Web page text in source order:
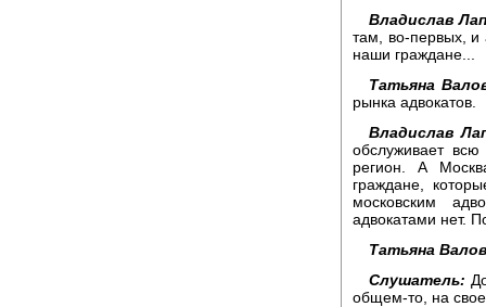
Владислав
там, во-первых, и
наши граждане...
Татьяна
рынка адвокатов.
Владислав
обслуживает
регион. А
граждане,
московским
адвокатами нет.
Татьяна
Слушатель:
общем-то, на